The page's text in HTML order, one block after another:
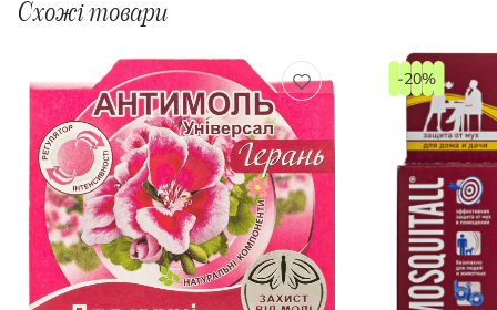
Схожі товари
-20%